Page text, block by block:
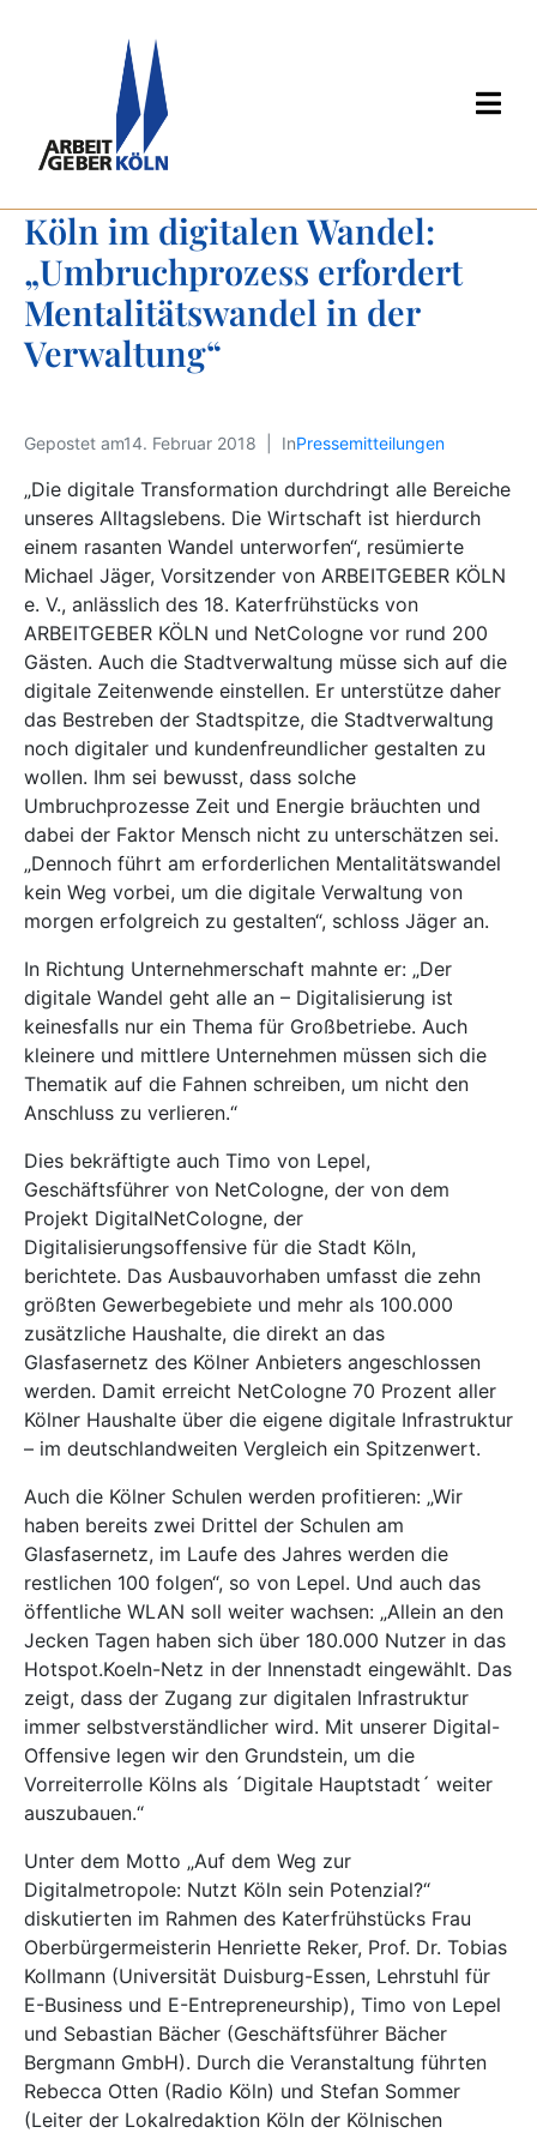
Köln im digitalen Wandel:
„Umbruchprozess erfordert
Mentalitätswandel in der
Verwaltung“
Gepostet am14. Februar 2018 InPressemitteilungen
„Die digitale Transformation durchdringt alle Bereiche
unseres Alltagslebens. Die Wirtschaft ist hierdurch
einem rasanten Wandel unterworfen“, resümierte
Michael Jäger, Vorsitzender von ARBEITGEBER KÖLN
e. V., anlässlich des 18. Katerfrühstücks von
ARBEITGEBER KÖLN und NetCologne vor rund 200
Gästen. Auch die Stadtverwaltung müsse sich auf die
digitale Zeitenwende einstellen. Er unterstütze daher
das Bestreben der Stadtspitze, die Stadtverwaltung
noch digitaler und kundenfreundlicher gestalten zu
wollen. Ihm sei bewusst, dass solche
Umbruchprozesse Zeit und Energie bräuchten und
dabei der Faktor Mensch nicht zu unterschätzen sei.
„Dennoch führt am erforderlichen Mentalitätswandel
kein Weg vorbei, um die digitale Verwaltung von
morgen erfolgreich zu gestalten“, schloss Jäger an.
In Richtung Unternehmerschaft mahnte er: „Der
digitale Wandel geht alle an – Digitalisierung ist
keinesfalls nur ein Thema für Großbetriebe. Auch
kleinere und mittlere Unternehmen müssen sich die
Thematik auf die Fahnen schreiben, um nicht den
Anschluss zu verlieren.“
Dies bekräftigte auch Timo von Lepel,
Geschäftsführer von NetCologne, der von dem
Projekt DigitalNetCologne, der
Digitalisierungsoffensive für die Stadt Köln,
berichtete. Das Ausbauvorhaben umfasst die zehn
größten Gewerbegebiete und mehr als 100.000
zusätzliche Haushalte, die direkt an das
Glasfasernetz des Kölner Anbieters angeschlossen
werden. Damit erreicht NetCologne 70 Prozent aller
Kölner Haushalte über die eigene digitale Infrastruktur
– im deutschlandweiten Vergleich ein Spitzenwert.
Auch die Kölner Schulen werden profitieren: „Wir
haben bereits zwei Drittel der Schulen am
Glasfasernetz, im Laufe des Jahres werden die
restlichen 100 folgen“, so von Lepel. Und auch das
öffentliche WLAN soll weiter wachsen: „Allein an den
Jecken Tagen haben sich über 180.000 Nutzer in das
Hotspot.Koeln-Netz in der Innenstadt eingewählt. Das
zeigt, dass der Zugang zur digitalen Infrastruktur
immer selbstverständlicher wird. Mit unserer Digital-
Offensive legen wir den Grundstein, um die
Vorreiterrolle Kölns als ´Digitale Hauptstadt´ weiter
auszubauen.“
Unter dem Motto „Auf dem Weg zur
Digitalmetropole: Nutzt Köln sein Potenzial?“
diskutierten im Rahmen des Katerfrühstücks Frau
Oberbürgermeisterin Henriette Reker, Prof. Dr. Tobias
Kollmann (Universität Duisburg-Essen, Lehrstuhl für
E-Business und E-Entrepreneurship), Timo von Lepel
und Sebastian Bächer (Geschäftsführer Bächer
Bergmann GmbH). Durch die Veranstaltung führten
Rebecca Otten (Radio Köln) und Stefan Sommer
(Leiter der Lokalredaktion Köln der Kölnischen